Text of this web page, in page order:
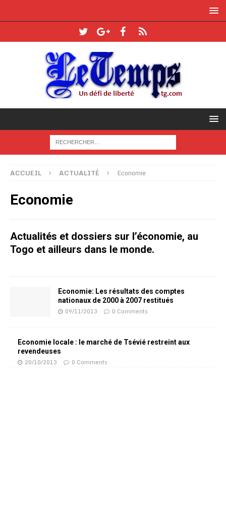
ACCUEIL ACTUALITÉ Economie
Economie
Actualités et dossiers sur l’économie, au
Togo et ailleurs dans le monde.
Economie: Les résultats des comptes
nationaux de 2000 à 2007 restitués
09/11/2013 0 Comments
Economie locale : le marché de Tsévié restreint aux
revendeuses
20/10/2013 0 Comments